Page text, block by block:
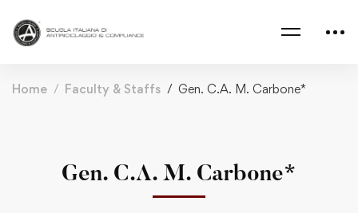
Home Faculty & Staffs Gen. C.A. M. Carbone*
Gen. C.A. M. Carbone*